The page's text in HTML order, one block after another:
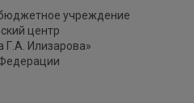
учреждение
центр
Г.А. Илизарова»